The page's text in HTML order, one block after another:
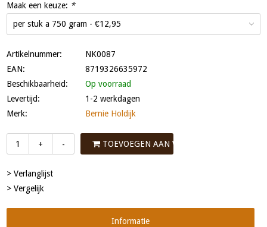
Maak een keuze: *
Artikelnummer:
NK0087
EAN:
8719326635972
Beschikbaarheid:
Op voorraad
Levertijd:
1-2 werkdagen
Merk:
Bernie Holdijk
+ - TOEVOEGEN AAN WINKELWAGEN
> Verlanglijst
> Vergelijk
Informatie